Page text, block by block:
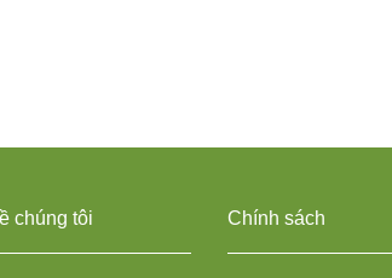
chúng tôi Chính sách